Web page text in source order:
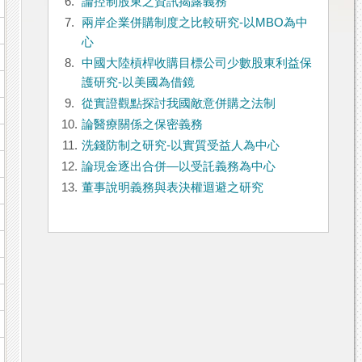
7.
兩岸企業併購制度之比較研究-以MBO為中
心
8.
中國大陸槓桿收購目標公司少數股東利益保
護研究-以美國為借鏡
9.
從實證觀點探討我國敵意併購之法制
10. 論醫療關係之保密義務
11. 洗錢防制之研究-以實質受益人為中心
12. 論現金逐出合併—以受託義務為中心
13. 董事說明義務與表決權迴避之研究